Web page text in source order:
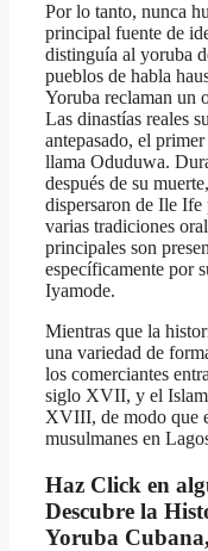
Por lo tanto, nunca
principal fuente de
distinguía al yoruba
pueblos de habla
Yoruba reclaman un
Las dinastías reales
antepasado, el
llama Oduduwa.
después de su
dispersaron de Ile Ife
varias tradiciones
principales son
específicamente por
Iyamode.
Mientras que la
una variedad de
los comerciantes
siglo XVII, y el Islam
XVIII, de modo que
musulmanes en
Haz Click en
Descubre la
Yoruba